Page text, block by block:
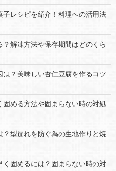
子レシピを紹介！料理への活用法
解凍方法や保存期間はどのくら
？美味しい杏仁豆腐を作るコツ
固める方法や固まらない時の対処
？型崩れを防ぐ為の生地作りと焼
く固めるには？固まらない時の対